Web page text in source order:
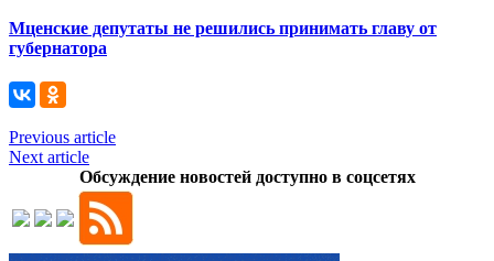
Мценские депутаты не решились принимать главу от
губернатора
Previous article
Next article
Обсуждение новостей доступно в соцсетях